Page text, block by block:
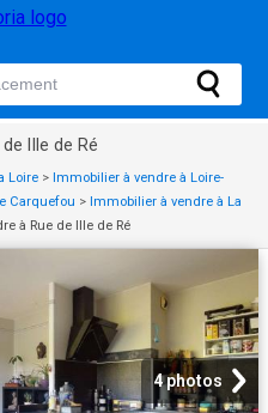
lIle de Ré
Loire > Immobilier à vendre à Loire-
Carquefou > Immobilier à vendre à La
à Rue de lIle de Ré
4 photos